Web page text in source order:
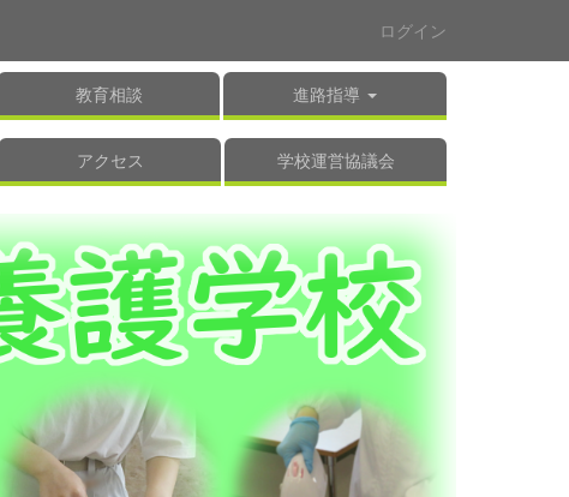
ログイン
教育相談 進路指導
アクセス 学校運営協議会